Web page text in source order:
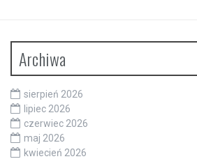
Archiwa
sierpień 2026
lipiec 2026
czerwiec 2026
maj 2026
kwiecień 2026